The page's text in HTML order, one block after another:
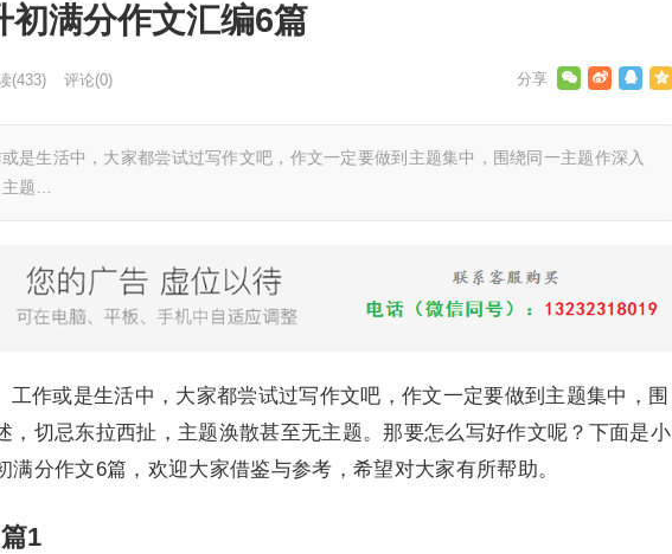
初满分作文汇编6篇
(433) 评论(0)
生活中，大家都尝试过写作文吧，作文一定要做到主题集中，围绕同一主题作深入
题…
或是生活中，大家都尝试过写作文吧，作文一定要做到主题集中，围
，切忌东拉西扯，主题涣散甚至无主题。那要怎么写好作文呢？下面是小
满分作文6篇，欢迎大家借鉴与参考，希望对大家有所帮助。
1